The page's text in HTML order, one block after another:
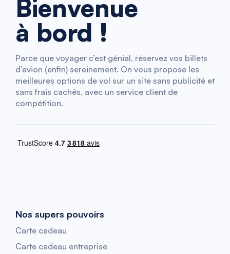
Bienvenue
à bord !
Parce que voyager c’est génial, réservez vos billets
d’avion (enfin) sereinement. On vous propose les
meilleures options de vol sur un site sans publicité et
sans frais cachés, avec un service client de
compétition.
Nos supers pouvoirs
Carte cadeau
Carte cadeau entreprise